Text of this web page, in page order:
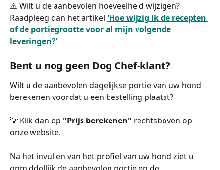
⚠️ Wilt u de aanbevolen hoeveelheid wijzigen?
Raadpleeg dan het artikel 'Hoe wijzig ik de recepten
of de portiegrootte voor al mijn volgende
leveringen?'
Bent u nog geen Dog Chef-klant?
Wilt u de aanbevolen dagelijkse portie van uw hond
berekenen voordat u een bestelling plaatst?
💡 Klik dan op "Prijs berekenen" rechtsboven op
onze website.
Na het invullen van het profiel van uw hond ziet u